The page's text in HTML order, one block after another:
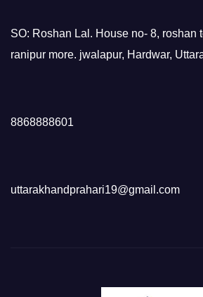
SO: Roshan Lal. House no- 8, roshan
ranipur more. jwalapur, Hardwar,
8868888601
uttarakhandprahari19@gmail.com